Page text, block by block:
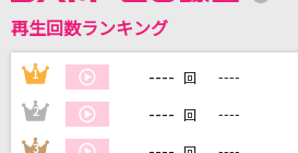
再生回数ランキング
1 ---- 回 ----
2 ---- 回 ----
3